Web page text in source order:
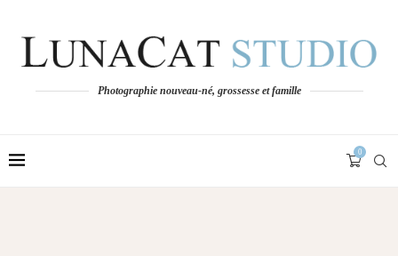
Photographie nouveau-né, grossesse et famille
0